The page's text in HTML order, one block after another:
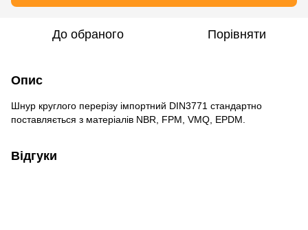
До обраного Порівняти
Опис
Шнур круглого перерізу імпортний DIN3771 стандартно
поставляється з матеріалів NBR, FPM, VMQ, EPDM.
Відгуки